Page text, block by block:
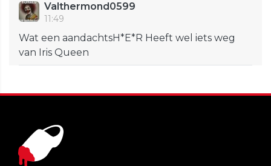
Valthermond0599
11:49
Wat een aandachtsH*E*R Heeft wel iets weg
van Iris Queen